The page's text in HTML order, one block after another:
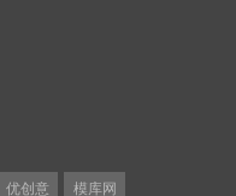
优创意 模库网